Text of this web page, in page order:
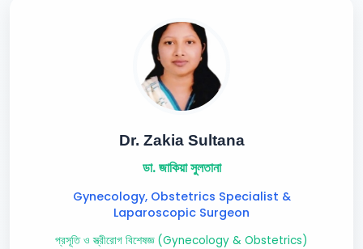
Dr. Zakia Sultana
ডা. জাকিয়া সুলতানা
Gynecology, Obstetrics Specialist &
Laparoscopic Surgeon
প্রসূতি ও স্ত্রীরোগ বিশেষজ্ঞ (Gynecology & Obstetrics)